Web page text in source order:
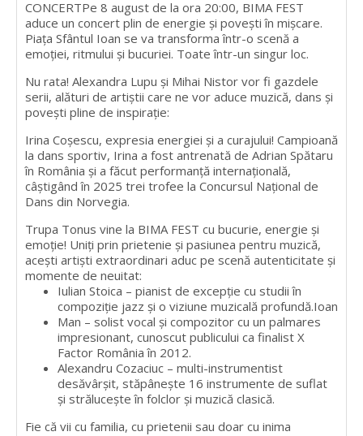
CONCERTPe 8 august de la ora 20:00, BIMA FEST
aduce un concert plin de energie și povești în mișcare.
Piața Sfântul Ioan se va transforma într-o scenă a
emoției, ritmului și bucuriei. Toate într-un singur loc.
Nu rata! Alexandra Lupu și Mihai Nistor vor fi gazdele
serii, alături de artiștii care ne vor aduce muzică, dans și
povești pline de inspirație:
Irina Coșescu, expresia energiei și a curajului! Campioană
la dans sportiv, Irina a fost antrenată de Adrian Spătaru
în România și a făcut performanță internațională,
câștigând în 2025 trei trofee la Concursul Național de
Dans din Norvegia.
Trupa Tonus vine la BIMA FEST cu bucurie, energie și
emoție! Uniți prin prietenie și pasiunea pentru muzică,
acești artiști extraordinari aduc pe scenă autenticitate și
momente de neuitat:
Iulian Stoica – pianist de excepție cu studii în
compoziție jazz și o viziune muzicală profundă.Ioan
Man – solist vocal și compozitor cu un palmares
impresionant, cunoscut publicului ca finalist X
Factor România în 2012.
Alexandru Cozaciuc – multi-instrumentist
desăvârșit, stăpânește 16 instrumente de suflat
și strălucește în folclor și muzică clasică.
Fie că vii cu familia, cu prietenii sau doar cu inima